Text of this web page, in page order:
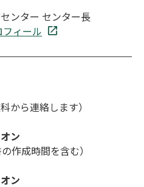
ンター センター長
フィール
から連絡します）
ン
作成時間を含む）
ン